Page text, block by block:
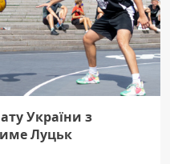
України з
Луцьк